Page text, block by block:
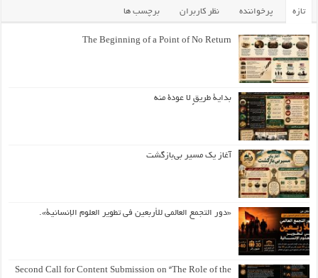
تازه پرخواننده نظر کاربران برچسب ها
The Beginning of a Point of No Return
بداية طريقٍ لا عودة منه
آغاز یک مسیر بی‌بازگشت
«دور التجمع العالمي للأربعين في تطوير العلوم الإنسانية».
Second Call for Content Submission on “The Role of the